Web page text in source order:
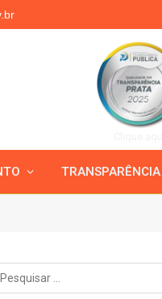
TRANSPARÊNCIA